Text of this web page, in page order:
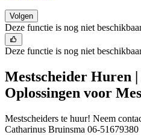
Volgen
Deze functie is nog niet
Deze functie is nog niet
Mestscheider Huren
Oplossingen voor
Mestscheiders te huur! Neem
Catharinus Bruinsma 06-51679380